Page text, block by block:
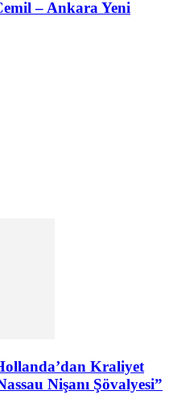
– Ankara Yeni
Kraliyet
Nişanı Şövalyesi”